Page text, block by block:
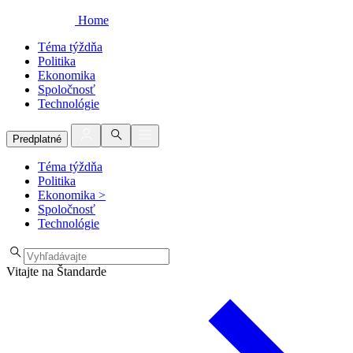
Home
Téma týždňa
Politika
Ekonomika
Spoločnosť
Technológie
Predplatné
Téma týždňa
Politika
Ekonomika >
Spoločnosť
Technológie
Vitajte na Štandarde